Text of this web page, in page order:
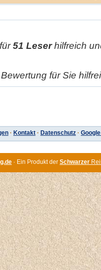
51 Leserhilfreich
für Sie
· Kontakt · Datenschutz ·
· Ein Produkt der Schwarzer